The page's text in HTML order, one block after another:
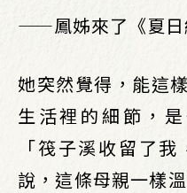
——鳳姊來了《夏日
她突然覺得，能這
生活裡的細節，
「筏子溪收留了
說，這條母親一樣